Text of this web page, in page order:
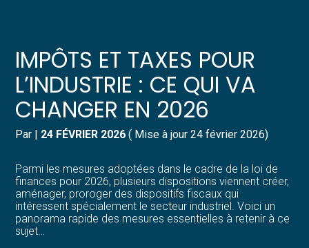
Gérer votre quotidien
Piloter votre entreprise
Développer votre entreprise
Construire votre patrimoine
Structurer votre croissance
Suivre votre comptabilité
Gérer vos ressources humaines
Dématérialiser vos documents
IMPÔTS ET TAXES POUR
L’INDUSTRIE : CE QUI VA
CHANGER EN 2026
Par | 24 FÉVRIER 2026 ( Mise à jour 24 février 2026)
Parmi les mesures adoptées dans le cadre de la loi de
finances pour 2026, plusieurs dispositions viennent créer,
aménager, proroger des dispositifs fiscaux qui
intéressent spécialement le secteur industriel. Voici un
panorama rapide des mesures essentielles à retenir à ce
sujet…